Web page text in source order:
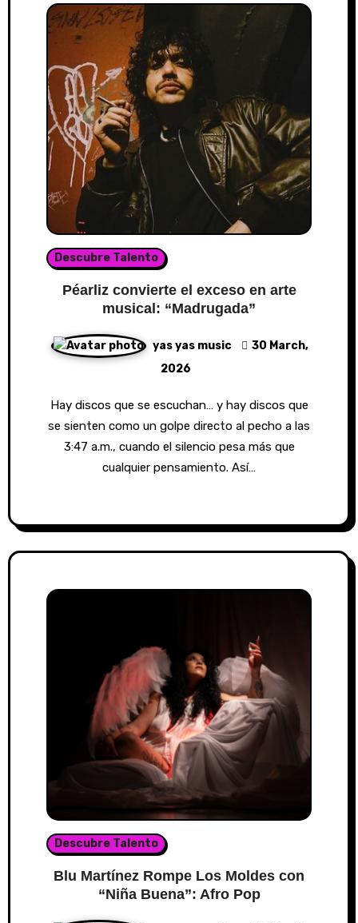
Descubre Talento
Péarliz convierte el exceso en arte
musical: “Madrugada”
yas yas music
30 March,
2026
Hay discos que se escuchan… y hay discos que
se sienten como un golpe directo al pecho a las
3:47 a.m., cuando el silencio pesa más que
cualquier pensamiento. Así…
Descubre Talento
Blu Martínez Rompe Los Moldes con
“Niña Buena”: Afro Pop